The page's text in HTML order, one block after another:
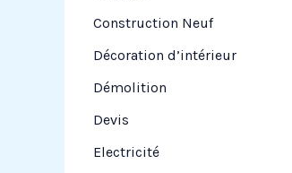
Construction Neuf
Décoration d’intérieur
Démolition
Devis
Electricité